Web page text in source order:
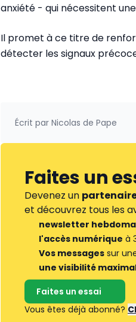
anxiété - qui nécessitent
Il promet à ce titre de
détecter les signaux
Écrit par Nicolas de Pape
Faites un
Devenez un
et découvrez tous les
newsletter
l'accès numérique à
Vos messages sur
une visibilité
Faites un essai
Vous êtes déjà abonné?